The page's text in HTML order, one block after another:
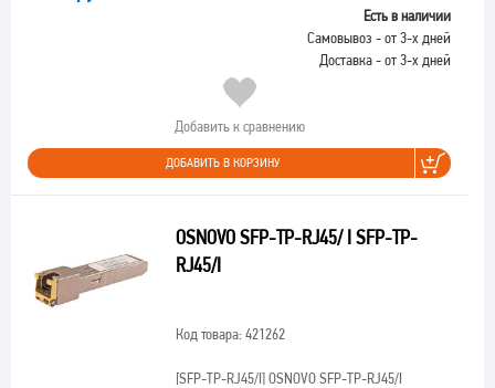
Есть в наличии
Самовывоз - от 3-х дней
Доставка - от 3-х дней
Добавить к сравнению
ДОБАВИТЬ В КОРЗИНУ
OSNOVO SFP-TP-RJ45/ I SFP-TP-
RJ45/I
Код товара: 421262
[SFP-TP-RJ45/I]OSNOVO SFP-TP-RJ45/I